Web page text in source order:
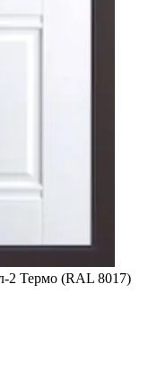
2 Термо (RAL 8017)